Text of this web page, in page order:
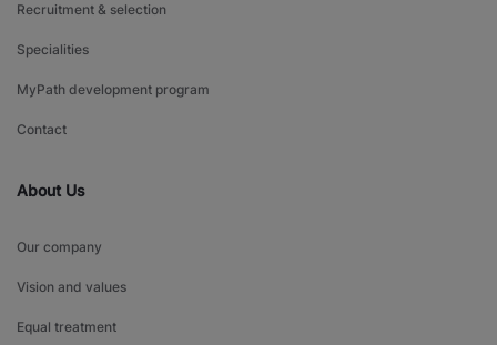
Recruitment & selection
Specialities
MyPath development program
Contact
About Us
Our company
Vision and values
Equal treatment